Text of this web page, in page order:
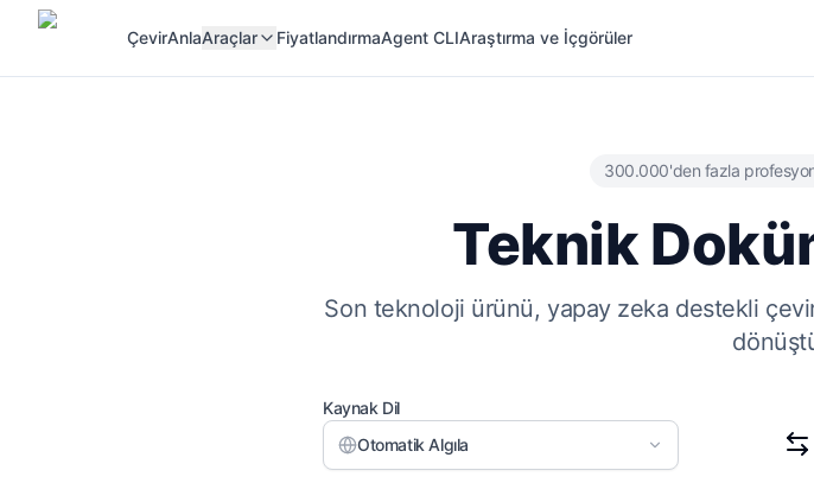
ÇevirAnlaAraçlar FiyatlandırmaAgent CLIAraştırma ve İçgörüler
300.000'den fazla
Teknik
Son teknoloji ürünü, yapay zeka destekli
Kaynak Dil
Otomatik Algıla